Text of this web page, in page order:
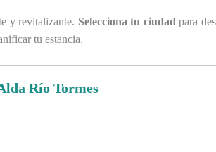
y revitalizante. Selecciona tu ciudad para
tu estancia.
Río Tormes